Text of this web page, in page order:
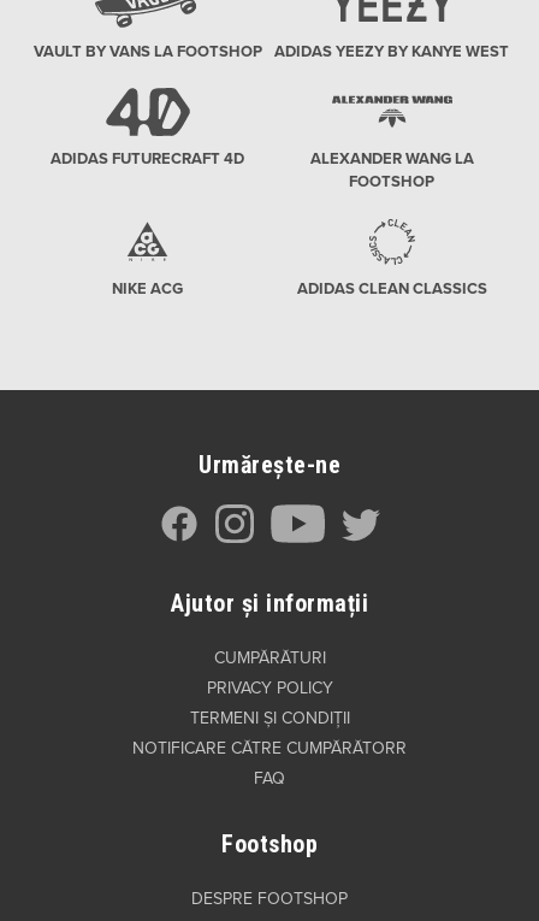
VAULT BY VANS LA FOOTSHOP ADIDAS YEEZY BY KANYE WEST
ADIDAS FUTURECRAFT 4D
ALEXANDER WANG LA
FOOTSHOP
NIKE ACG ADIDAS CLEAN CLASSICS
Urmărește-ne
Ajutor și informații
CUMPĂRĂTURI
PRIVACY POLICY
TERMENI ȘI CONDIȚII
NOTIFICARE CĂTRE CUMPĂRĂTORR
FAQ
Footshop
DESPRE FOOTSHOP